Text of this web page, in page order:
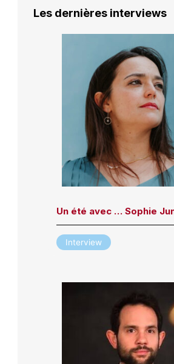
Les dernières interviews
Un été avec … Sophie
Interview